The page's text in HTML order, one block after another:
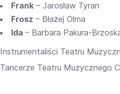
Frank – Jarosław Tyran
Frosz – Błażej Olma
Ida – Barbara Pakura-
Instrumentaliści Teatru
Tancerze Teatru Muzycznego